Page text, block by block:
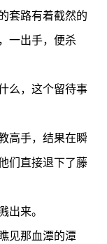
套路有着截然的
一出手，便杀
么，这个留待事
手，结果在瞬
们直接退下了藤
来。
见那血潭的潭